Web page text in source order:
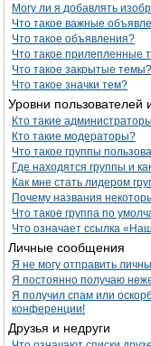
Могу ли я добавлять
Что такое важные
Что такое объявления?
Что такое прилепленные
Что такое закрытые темы?
Что такое значки тем?
Уровни пользователей
Кто такие
Кто такие модераторы?
Что такое группы
Где находятся группы и
Как мне стать лидером
Почему названия
Что такое группа по
Что означает ссылка
Личные сообщения
Я не могу отправить
Я постоянно получаю
Я получил спам или
конференции!
Друзья и недруги